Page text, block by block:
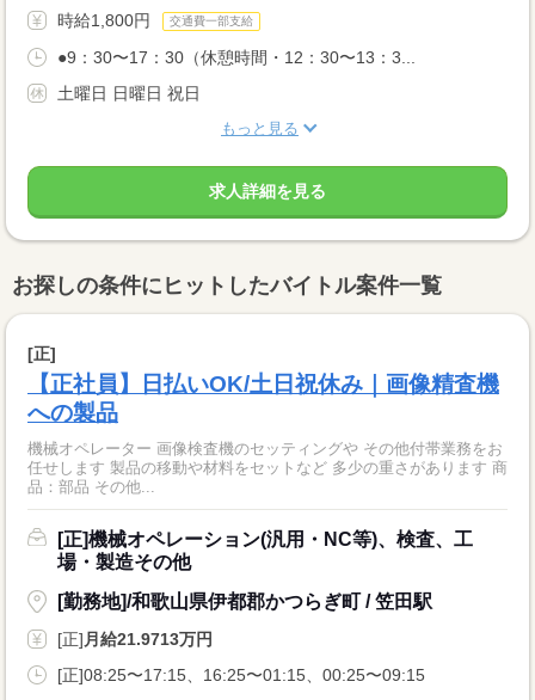
時給1,800円 交通費一部支給
●9：30〜17：30（休憩時間・12：30〜13：3...
土曜日 日曜日 祝日
もっと見る
求人詳細を見る
お探しの条件にヒットしたバイトル案件一覧
[正]
【正社員】日払いOK/土日祝休み｜画像精査機
への製品
機械オペレーター 画像検査機のセッティングや その他付帯業務をお
任せします 製品の移動や材料をセットなど 多少の重さがあります 商
品：部品 その他...
[正]機械オペレーション(汎用・NC等)、検査、工
場・製造その他
[勤務地]/和歌山県伊都郡かつらぎ町 / 笠田駅
[正] 月給21.9713万円
[正]08:25〜17:15、16:25〜01:15、00:25〜09:15